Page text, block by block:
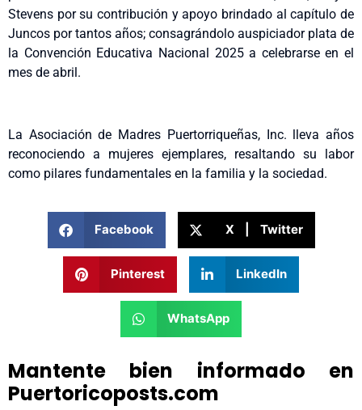
Stevens por su contribución y apoyo brindado al capítulo de
Juncos por tantos años; consagrándolo auspiciador plata de
la Convención Educativa Nacional 2025 a celebrarse en el
mes de abril.
La Asociación de Madres Puertorriqueñas, Inc. lleva años
reconociendo a mujeres ejemplares, resaltando su labor
como pilares fundamentales en la familia y la sociedad.
Facebook X | Twitter
Pinterest LinkedIn
WhatsApp
Mantente bien informado en
Puertoricoposts.com